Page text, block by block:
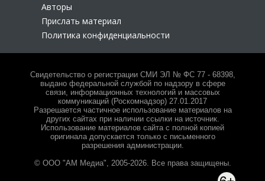
Авторы
Прислать материал
Политика конфиденциальности
Свидетельство о регистрации СМИ ЭЛ № ФС 77 - 68398,
выдано федеральной службой по надзору в сфере
связи, информационных технологий и массовых
коммуникаций (Роскомнадзор) 27.01.2017
Разрешается частичное использование материалов на
других сайтах при наличии ссылки на источник.
Использование материалов сайта с полной копией
оригинала допускается только с письменного
разрешения администрации.
© ООО "АМ Медиа", 2005-2026. Все права защищены.